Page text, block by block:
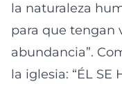
la naturaleza
para que tengan
abundancia”.
la iglesia: “ÉL SE